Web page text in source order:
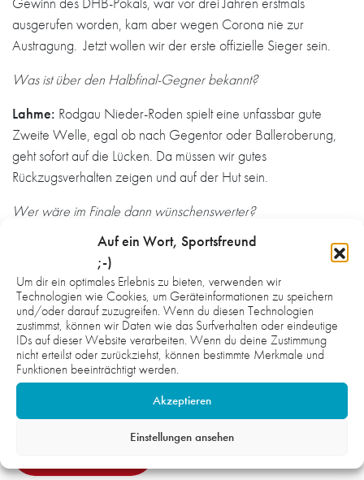
Auf ein Wort, Sportsfreund
;-)
Um dir ein optimales Erlebnis zu bieten, verwenden wir
Technologien wie Cookies, um Geräteinformationen zu speichern
und/oder darauf zuzugreifen. Wenn du diesen Technologien
zustimmst, können wir Daten wie das Surfverhalten oder eindeutige
IDs auf dieser Website verarbeiten. Wenn du deine Zustimmung
nicht erteilst oder zurückziehst, können bestimmte Merkmale und
Funktionen beeinträchtigt werden.
Akzeptieren
Einstellungen ansehen
ausgerufen worden, kam aber wegen Corona nie zur
Austragung. Jetzt wollen wir der erste offizielle Sieger sein.
Was ist über den Halbfinal-Gegner bekannt?
Lahme: Rodgau Nieder-Roden spielt eine unfassbar gute
Zweite Welle, egal ob nach Gegentor oder Balleroberung,
geht sofort auf die Lücken. Da müssen wir gutes
Rückzugsverhalten zeigen und auf der Hut sein.
Wer wäre im Finale dann wünschenswerter?
Das ist eigentlich egal, Hauptsache, wir schaffen es
dahin. Göppingen kennen wir gut, haben im Rundenverlauf
einmal gewonnen und einmal verloren. Mit Hornburg würden
wir dafür einem völlig neuen, unbekannten Gegner
gegenüberstehen. Wir nehmen, was wir bekommen. Von der
taktischen Einstellung her konzentrieren wir uns in unserer
Vorbereitung nur auf Rodgau Nieder-Roden. mj